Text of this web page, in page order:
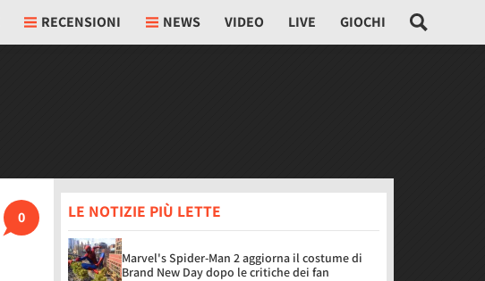
RECENSIONI NEWS VIDEO LIVE GIOCHI
0 LE NOTIZIE PIÙ LETTE
Marvel's Spider-Man 2 aggiorna il costume di
Brand New Day dopo le critiche dei fan